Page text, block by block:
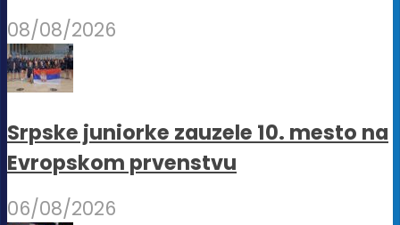
08/08/2026
Srpske juniorke zauzele 10. mesto na
Evropskom prvenstvu
06/08/2026